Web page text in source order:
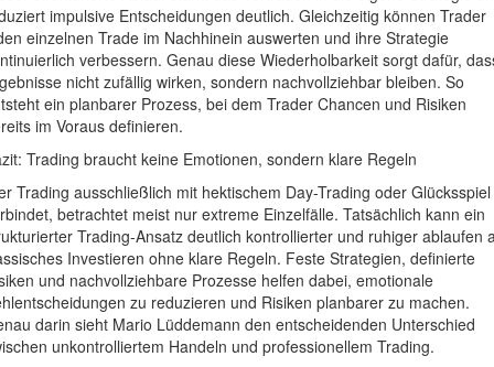
impulsive Entscheidungen deutlich. Gleichzeitig können Trader
einzelnen Trade im Nachhinein auswerten und ihre Strategie
verbessern. Genau diese Wiederholbarkeit sorgt dafür,
nicht zufällig wirken, sondern nachvollziehbar bleiben. So
ein planbarer Prozess, bei dem Trader Chancen und Risiken
im Voraus definieren.
Trading braucht keine Emotionen, sondern klare Regeln
Trading ausschließlich mit hektischem Day-Trading oder Glücksspiel
betrachtet meist nur extreme Einzelfälle. Tatsächlich kann ein
Trading-Ansatz deutlich kontrollierter und ruhiger ablaufen
Investieren ohne klare Regeln. Feste Strategien, definierte
und nachvollziehbare Prozesse helfen dabei, emotionale
zu reduzieren und Risiken planbarer zu machen.
darin sieht Mario Lüddemann den entscheidenden Unterschied
unkontrolliertem Handeln und professionellem Trading.